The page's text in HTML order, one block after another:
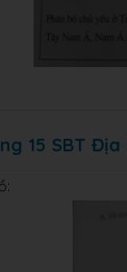
15 SBT Địa